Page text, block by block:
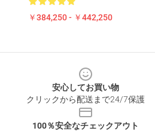
￥384,250 - ￥442,250
安心してお買い物
クリックから配送まで24/7保護
100％安全なチェックアウト